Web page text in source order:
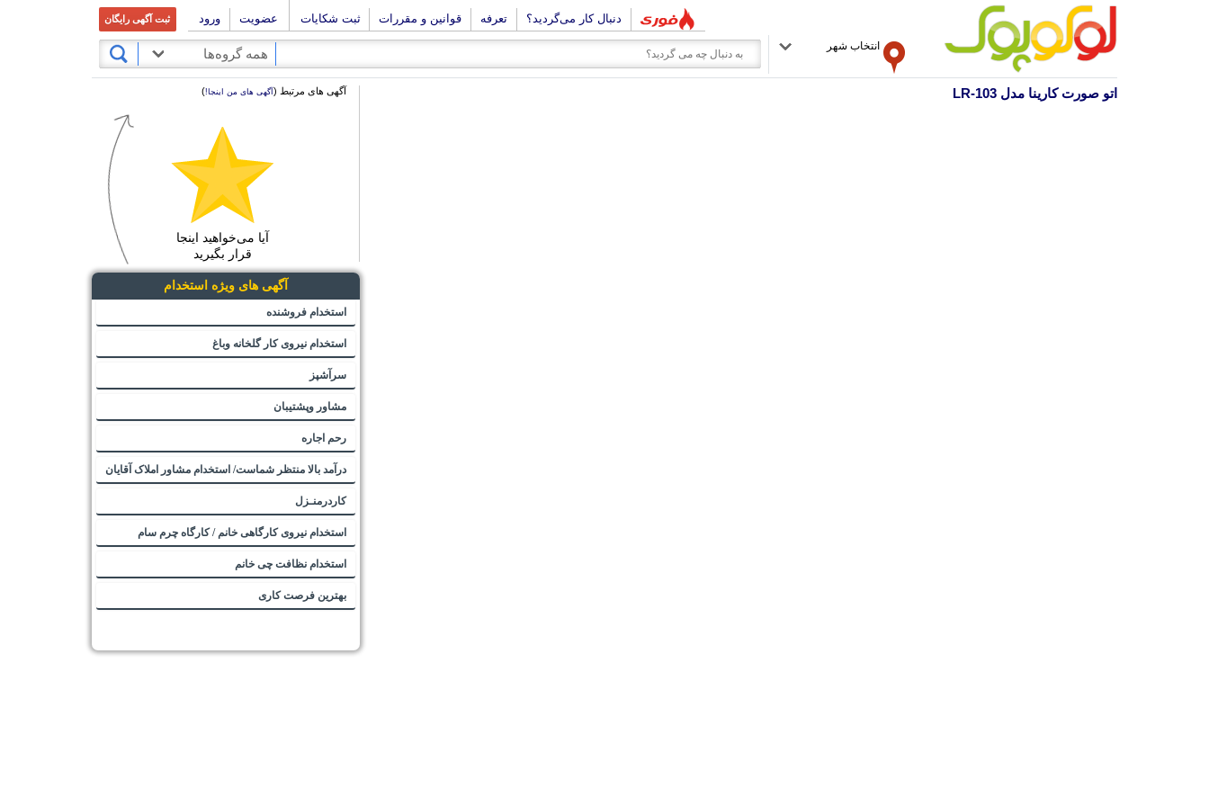
دنبال کار می‌گردید؟ تعرفه قوانین و مقررات ثبت شکایات عضویت ورود ثبت آگهی رایگان
انتخاب شهر
همه گروه‌ها
اتو صورت کارینا مدل LR-103 آگهی های مرتبط (آگهی های من اینجا!)
آیا می‌خواهید اینجا
قرار بگیرید
آگهی های ویژه استخدام
استخدام فروشنده
استخدام نیروی کار گلخانه وباغ
سرآشپز
مشاور وپشتیبان
رحم اجاره
درآمد بالا منتظر شماست/ استخدام مشاور املاک آقایان
کاردرمنـزل
استخدام نیروی کارگاهی خانم / کارگاه چرم سام
استخدام نظافت چی خانم
بهترین فرصت کاری